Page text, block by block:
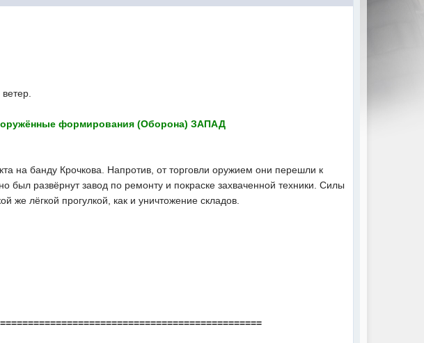
формирования (Оборона) ЗАПАД
на банду Крочкова. Напротив, от торговли оружием они перешли к
развёрнут завод по ремонту и покраске захваченной техники. Силы
лёгкой прогулкой, как и уничтожение складов.